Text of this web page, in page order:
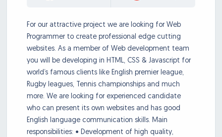
For our attractive project we are looking for Web
Programmer to create professional edge cutting
websites. As a member of Web development team
you will be developing in HTML, CSS & Javascript for
world’s famous clients like English premier league,
Rugby leagues, Tennis championships and much
more. We are looking for experienced candidate
who can present its own websites and has good
English language communication skills. Main
responsibilities: • Development of high quality,